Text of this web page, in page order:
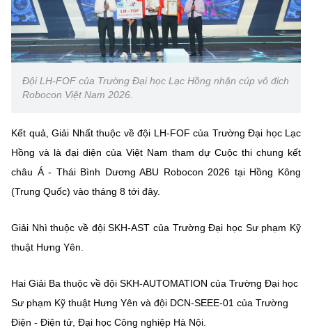
BỘ KHOA HỌC VÀ CÔNG NGHỆ
MINISTRY OF SCIENCE AND TECHNOLOGY
Điều khoản sử dụng Theo dõi MST: Góp ý
Giám đốc Trung tâm Truyền thông Khoa học và Công nghệ.
Liên hệ
Địa chỉ: Ban Biên tập Cổng TTĐT - 18 Nguyễn Du, TP. Hà Nội
Điện thoại: 024 3936 9506
(Ghi rõ nguồn "https://mst.gov.vn" khi phát hành lại thông tin từ
website này)
Đội LH-FOF của Trường Đại học Lạc Hồng nhận cúp vô địch
Robocon Việt Nam 2026.
Kết quả, Giải Nhất thuộc về đội LH-FOF của Trường Đại học Lạc
Hồng và là đại diện của Việt Nam tham dự Cuộc thi chung kết
châu Á - Thái Bình Dương ABU Robocon 2026 tại Hồng Kông
(Trung Quốc) vào tháng 8 tới đây.
Giải Nhì thuộc về đội SKH-AST của Trường Đại học Sư phạm Kỹ
thuật Hưng Yên.
Hai Giải Ba thuộc về đội SKH-AUTOMATION của Trường Đại học
Sư phạm Kỹ thuật Hưng Yên và đội DCN-SEEE-01 của Trường
Điện - Điện tử, Đại học Công nghiệp Hà Nội.